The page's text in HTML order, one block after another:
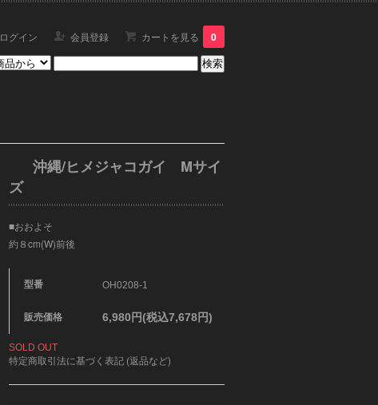
ログイン 会員登録 カートを見る 0
沖縄/ヒメジャコガイ Mサイ
ズ
■おおよそ
約８cm(W)前後
型番 OH0208-1
販売価格 6,980円(税込7,678円)
SOLD OUT
特定商取引法に基づく表記 (返品など)